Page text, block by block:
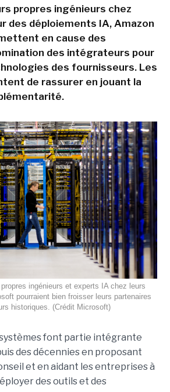
propres ingénieurs chez
des déploiements IA, Amazon
en cause des
des intégrateurs pour
des fournisseurs. Les
de rassurer en jouant la
ingénieurs et experts IA chez leurs
pourraient bien froisser leurs partenaires
historiques. (Crédit Microsoft)
font partie intégrante
des décennies en proposant
et en aidant les entreprises à
des outils et des